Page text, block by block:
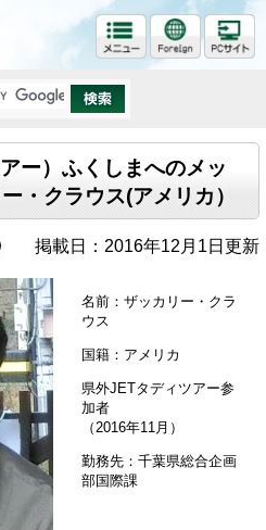
ー）ふくしまへのメッ
・クラウス(アメリカ）
掲載日：2016年12月1日更新
名前：ザッカリー・クラ
ウス
国籍：アメリカ
県外JETタディツアー参
加者
（2016年11月）
勤務先：千葉県総合企画
部国際課